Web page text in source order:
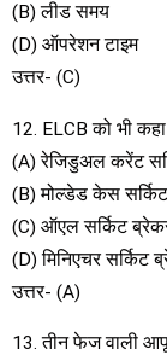
(B) लीड समय
(D) ऑपरेशन टाइम
उत्तर- (C)
12. ELCB को भी कहा
(A) रेजिडुअल करेंट
(B) मोल्डेड केस
(C) ऑएल सर्किट
(D) मिनिएचर सर्किट
उत्तर- (A)
13. तीन फेज वाली